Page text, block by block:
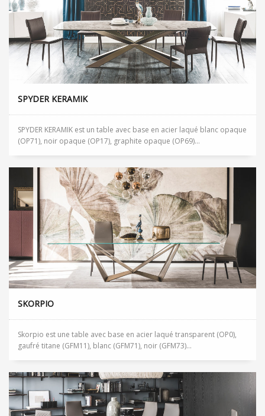
SPYDER KERAMIK
SPYDER KERAMIK est un table avec base en acier laqué blanc opaque
(OP71), noir opaque (OP17), graphite opaque (OP69)...
SKORPIO
Skorpio est une table avec base en acier laqué transparent (OP0),
gaufré titane (GFM11), blanc (GFM71), noir (GFM73)...